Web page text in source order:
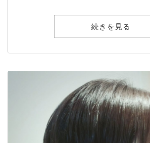
続きを見る